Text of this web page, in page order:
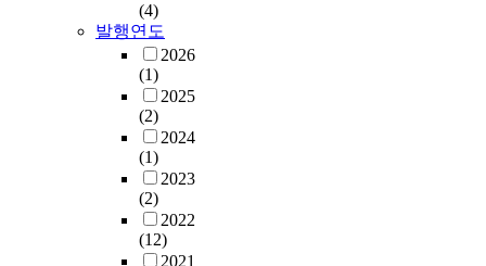
(4)
발행연도
2026
(1)
2025
(2)
2024
(1)
2023
(2)
2022
(12)
2021